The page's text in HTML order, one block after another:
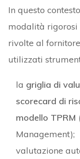
In questo
modalità rigorosi
rivolte al
utilizzati
la griglia di
scorecard di
modello TPRM
Management);
valutazione